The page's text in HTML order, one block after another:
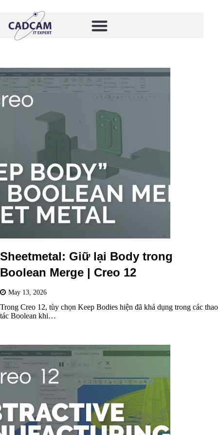
Sheetmetal: Giữ lại Body trong
Boolean Merge | Creo 12
May 13, 2026
Trong Creo 12, tùy chọn Keep Bodies hiện đã khả dụng trong các thao
tác Boolean khi…